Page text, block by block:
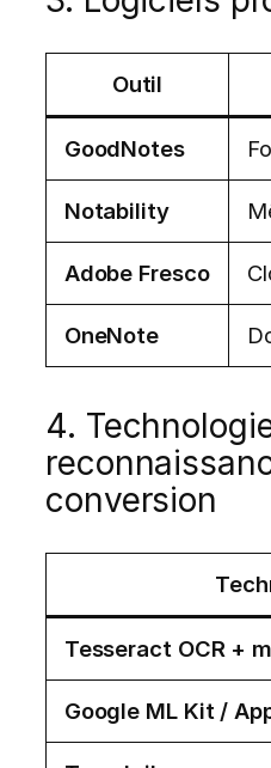
Outil
GoodNotes
Notability
Adobe Fresco
OneNote
4.
conversion
Tesseract OCR +
Google ML Kit /